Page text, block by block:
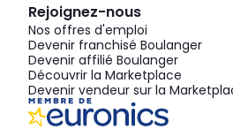
Rejoignez-nous
Nos offres d'emploi
Devenir franchisé Boulanger
Devenir affilié Boulanger
Découvrir la Marketplace
Devenir vendeur sur la